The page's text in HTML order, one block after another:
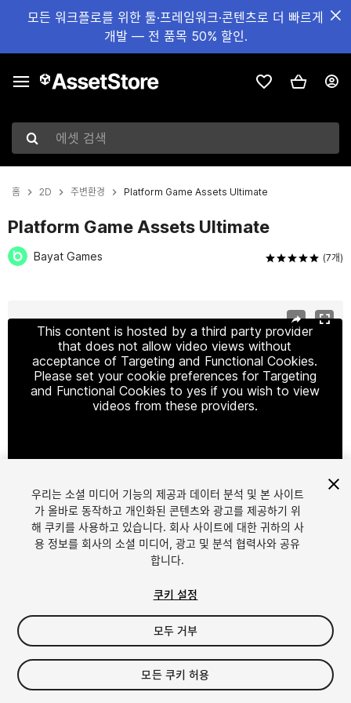
모든 워크플로를 위한 툴·프레임워크·콘텐츠로 더 빠르게
개발 — 전 품목 50% 할인.
에셋 검색
홈 2D 주변환경 Platform Game Assets Ultimate
Platform Game Assets Ultimate
Bayat Games (7개)
This content is hosted by a third party provider
that does not allow video views without
acceptance of Targeting and Functional Cookies.
Please set your cookie preferences for Targeting
and Functional Cookies to yes if you wish to view
videos from these providers.
1 /114
$29.99
세금/부가세는 결제 시 반영됩니다.
우리는 소셜 미디어 기능의 제공과 데이터 분석 및 본 사이트
가 올바로 동작하고 개인화된 콘텐츠와 광고를 제공하기 위
해 쿠키를 사용하고 있습니다. 회사 사이트에 대한 귀하의 사
용 정보를 회사의 소셜 미디어, 광고 및 분석 협력사와 공유
합니다.
쿠키 설정
모두 거부
모든 쿠키 허용